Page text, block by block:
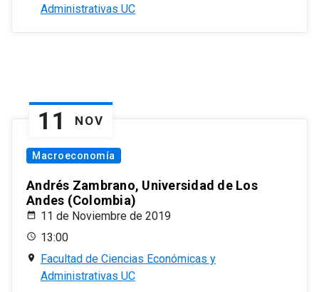
Administrativas UC
11 NOV
Macroeconomía
Andrés Zambrano, Universidad de Los
Andes (Colombia)
11 de Noviembre de 2019
13:00
Facultad de Ciencias Económicas y
Administrativas UC